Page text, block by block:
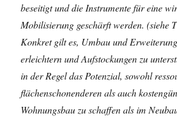
beseitigt und die Instrumente für eine
Mobilisierung geschärft werden. (siehe
Konkret gilt es, Umbau und
erleichtern und Aufstockungen zu
in der Regel das Potenzial, sowohl
flächenschonenderen als auch
Wohnungsbau zu schaffen als im